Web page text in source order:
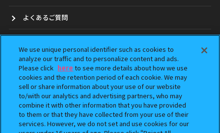
よくあるご質問
ガシャポンどこ？
アンケート
ウェブアクセシビリティ方針
We use unique personal identifier such as cookies to
analyze our traffic and to personalize content and ads.
Please click here to see more details about how we use
cookies and the retention period of each cookie. We may
sell or share information about your use of our website
to/with our analytics and advertising partners, who may
combine it with other information that you have provided
to them or that they have collected from your use of their
services. However, we do not set and use cookies for our